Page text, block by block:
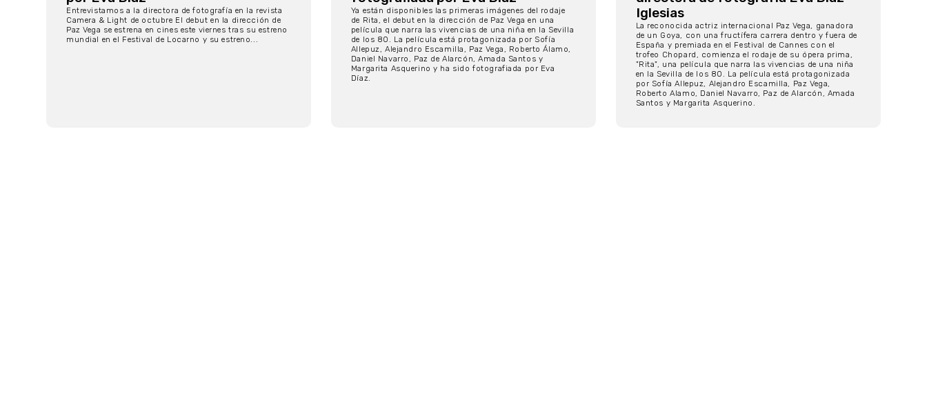
Entrevistamos a la directora de fotografía en la revista
Camera & Light de octubre El debut en la dirección de
Paz Vega se estrena en cines este viernes tras su estreno
mundial en el Festival de Locarno y su estreno...
Ya están disponibles las primeras imágenes del rodaje
de Rita, el debut en la dirección de Paz Vega en una
película que narra las vivencias de una niña en la Sevilla
de los 80. La película está protagonizada por Sofía
Allepuz, Alejandro Escamilla, Paz Vega, Roberto Álamo,
Daniel Navarro, Paz de Alarcón, Amada Santos y
Margarita Asquerino y ha sido fotografiada por Eva
Díaz.
Iglesias
La reconocida actriz internacional Paz Vega, ganadora
de un Goya, con una fructífera carrera dentro y fuera de
España y premiada en el Festival de Cannes con el
trofeo Chopard, comienza el rodaje de su ópera prima,
"Rita", una película que narra las vivencias de una niña
en la Sevilla de los 80. La película está protagonizada
por Sofía Allepuz, Alejandro Escamilla, Paz Vega,
Roberto Alamo, Daniel Navarro, Paz de Alarcón, Amada
Santos y Margarita Asquerino.